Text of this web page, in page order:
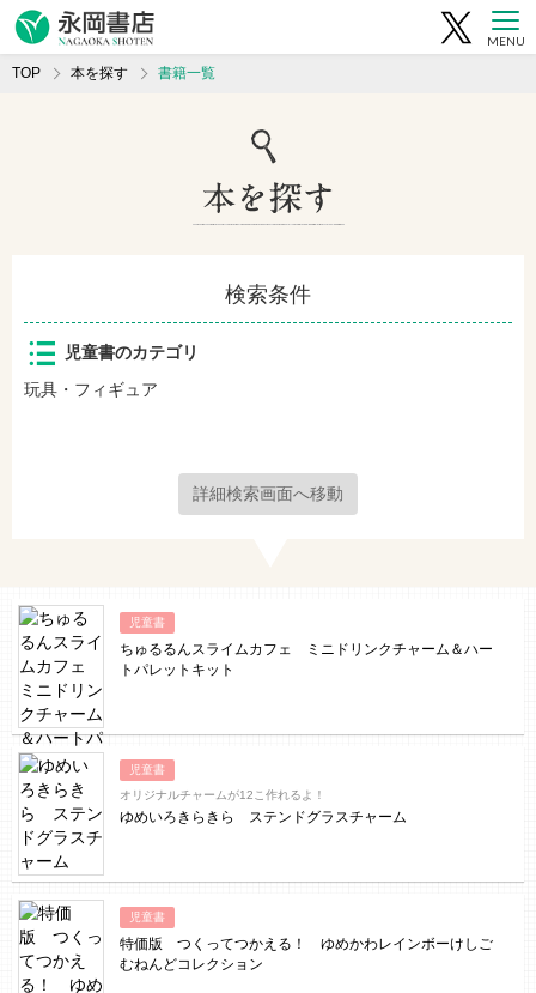
MENU
TOP 本を探す 書籍一覧
検索条件
児童書のカテゴリ
玩具・フィギュア
詳細検索画面へ移動
児童書
ちゅるるんスライムカフェ ミニドリンクチャーム＆ハー
トパレットキット
児童書
オリジナルチャームが12こ作れるよ！
ゆめいろきらきら ステンドグラスチャーム
児童書
特価版 つくってつかえる！ ゆめかわレインボーけしご
むねんどコレクション